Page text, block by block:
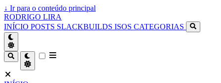
↓ Ir para o conteúdo principal
RODRIGO LIRA
INÍCIO POSTS SLACKBUILDS ISOS CATEGORIAS